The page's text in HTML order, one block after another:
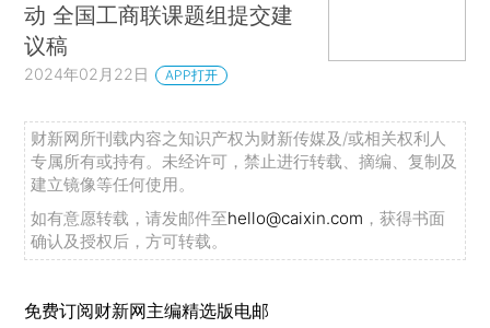
动 全国工商联课题组提交建
议稿
2024年02月22日 APP打开
财新网所刊载内容之知识产权为财新传媒及/或相关权利人
专属所有或持有。未经许可，禁止进行转载、摘编、复制及
建立镜像等任何使用。
如有意愿转载，请发邮件至hello@caixin.com ，获得书面
确认及授权后，方可转载。
免费订阅财新网主编精选版电邮